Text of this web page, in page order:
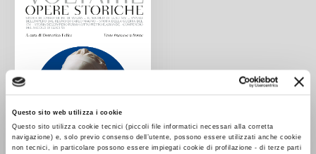
Questo sito web utilizza i cookie
Questo sito utilizza cookie tecnici (piccoli file informatici necessari alla corretta
navigazione) e, solo previo consenso dell’utente, possono essere utilizzati anche cookie
non tecnici, in particolare possono essere impiegati cookie di profilazione - di terze parti